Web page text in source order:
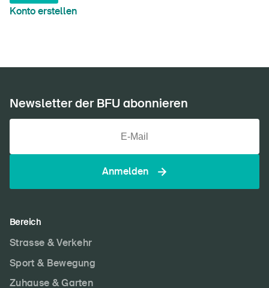
Konto erstellen
Newsletter der BFU abonnieren
Anmelden
Bereich
Strasse & Verkehr
Sport & Bewegung
Zuhause & Garten